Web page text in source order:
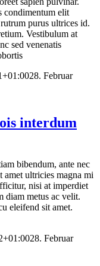
condimentum elit
purus ultrices id.
Vestibulum at
sed venenatis
28. Februar
interdum
bibendum, ante nec
amet ultricies magna mi
nisi at imperdiet
diam metus ac velit.
eleifend sit amet.
28. Februar